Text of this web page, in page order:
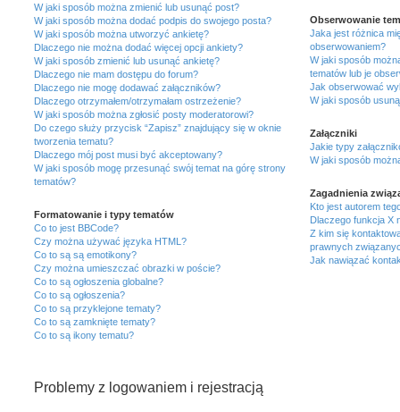
W jaki sposób można zmienić lub usunąć post?
W jaki sposób można dodać podpis do swojego posta?
W jaki sposób można utworzyć ankietę?
Dlaczego nie można dodać więcej opcji ankiety?
W jaki sposób zmienić lub usunąć ankietę?
Dlaczego nie mam dostępu do forum?
Dlaczego nie mogę dodawać załączników?
Dlaczego otrzymałem/otrzymałam ostrzeżenie?
W jaki sposób można zgłosić posty moderatorowi?
Do czego służy przycisk “Zapisz” znajdujący się w oknie
tworzenia tematu?
Dlaczego mój post musi być akceptowany?
W jaki sposób mogę przesunąć swój temat na górę strony
tematów?
Formatowanie i typy tematów
Co to jest BBCode?
Czy można używać języka HTML?
Co to są są emotikony?
Czy można umieszczać obrazki w poście?
Co to są ogłoszenia globalne?
Co to są ogłoszenia?
Co to są przyklejone tematy?
Co to są zamknięte tematy?
Co to są ikony tematu?
Obserwowanie
Jaka jest różnica
obserwowaniem?
W jaki sposób
tematów lub je
Jak obserwować
W jaki sposób
Załączniki
Jakie typy
W jaki sposób
Zagadnienia
Kto jest autorem
Dlaczego funkcja X
Z kim się
prawnych
Jak nawiązać
Problemy z logowaniem i rejestracją